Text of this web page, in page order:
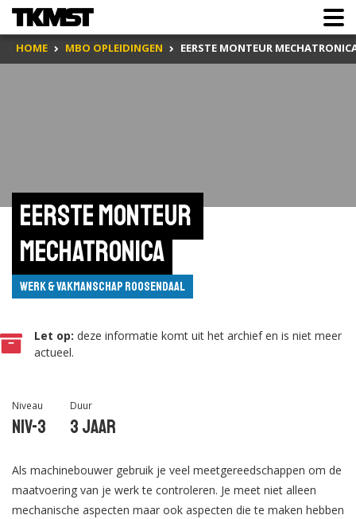
HOME MBO OPLEIDINGEN EERSTE MONTEUR
Eerste monteur
mechatronica
Werk & Vakmanschap Roosendaal
Let op: deze informatie komt uit het archief en is niet meer
actueel.
Niveau
Niv-3
Duur
3 jaar
Als machinebouwer gebruik je veel meetgereedschappen om de
maatvoering van je werk te controleren. Je meet niet alleen
mechanische aspecten maar ook aspecten die te maken hebben